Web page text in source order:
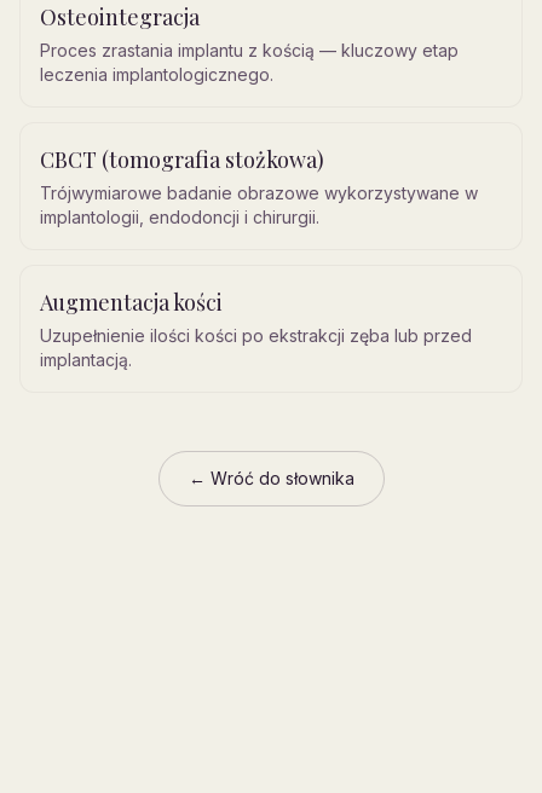
Osteointegracja
Proces zrastania implantu z kością — kluczowy etap
leczenia implantologicznego.
CBCT (tomografia stożkowa)
Trójwymiarowe badanie obrazowe wykorzystywane w
implantologii, endodoncji i chirurgii.
Augmentacja kości
Uzupełnienie ilości kości po ekstrakcji zęba lub przed
implantacją.
← Wróć do słownika